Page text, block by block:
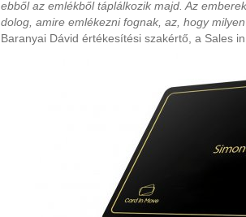
ebből az emlékből táplálkozik majd. Az
dolog, amire emlékezni fognak, az, hogy
Baranyai Dávid értékesítési szakértő, a Sales